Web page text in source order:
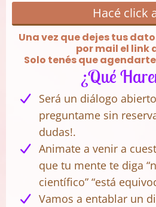
Hacé click
Una vez que dejes tus
por mail el link
Solo tenés que
¿Qué
Será un diálogo
preguntame sin
dudas!.
Animate a venir a
que tu mente te diga
científico” “está
Vamos a entablar un